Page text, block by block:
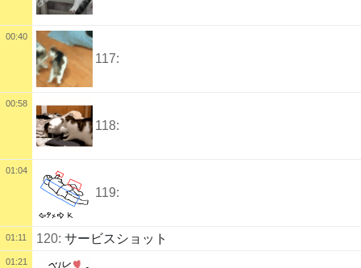
00:40
117:
00:58
118:
01:04
119:
01:11 120: サービスショット
01:21